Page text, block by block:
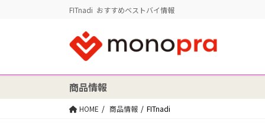
FITnadi おすすめベストバイ情報
商品情報
HOME 商品情報 FITnadi